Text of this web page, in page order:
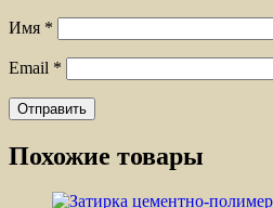
Имя *
Email *
Похожие товары